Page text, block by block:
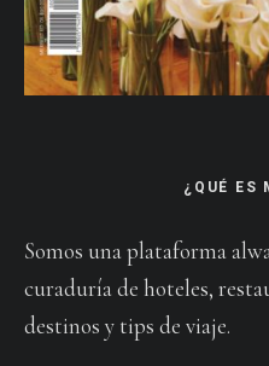
¿QUÉ ES
Somos una plataforma
curaduría de hoteles,
destinos y tips de viaje.